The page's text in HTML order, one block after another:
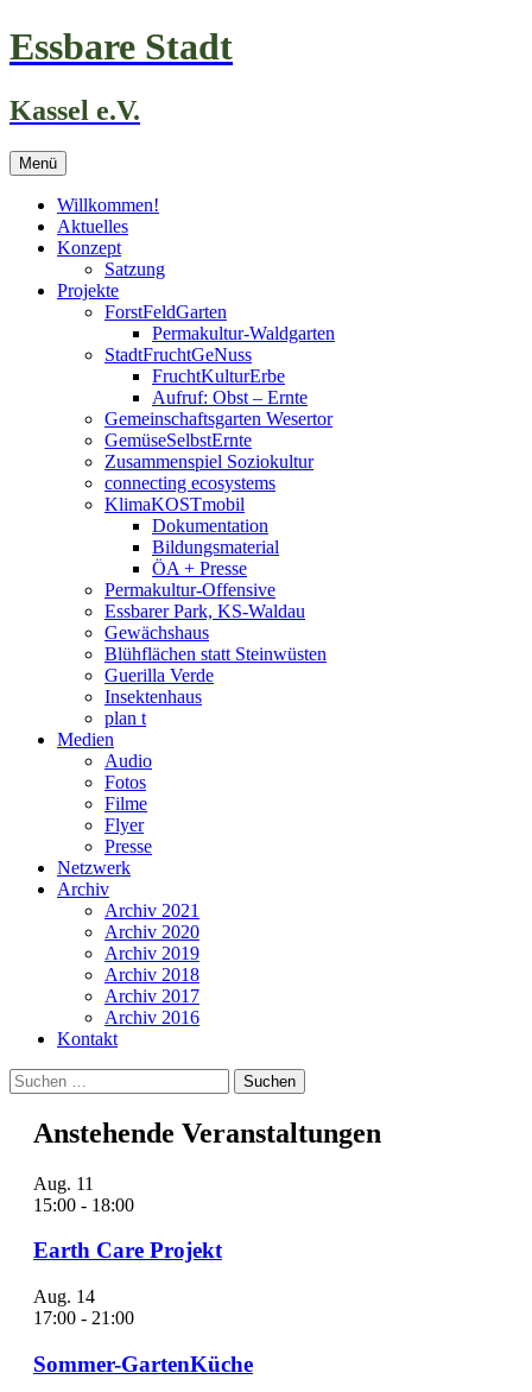
Zum
Inhalt
Essbare Stadt
Kassel e.V.
Menü
Willkommen!
Aktuelles
Konzept
Satzung
Projekte
ForstFeldGarten
Permakultur-Waldgarten
StadtFruchtGeNuss
FruchtKulturErbe
Aufruf: Obst – Ernte
Gemeinschaftsgarten Wesertor
GemüseSelbstErnte
Zusammenspiel Soziokultur
connecting ecosystems
KlimaKOSTmobil
Dokumentation
Bildungsmaterial
ÖA + Presse
Permakultur-Offensive
Essbarer Park, KS-Waldau
Gewächshaus
Blühflächen statt Steinwüsten
Guerilla Verde
Insektenhaus
plan t
Medien
Audio
Fotos
Filme
Flyer
Presse
Netzwerk
Archiv
Archiv 2021
Archiv 2020
Archiv 2019
Archiv 2018
Archiv 2017
Archiv 2016
Kontakt
Suchen
nach:
Anstehende Veranstaltungen
Aug. 11
15:00 - 18:00
Earth Care Projekt
Aug. 14
17:00 - 21:00
Sommer-GartenKüche